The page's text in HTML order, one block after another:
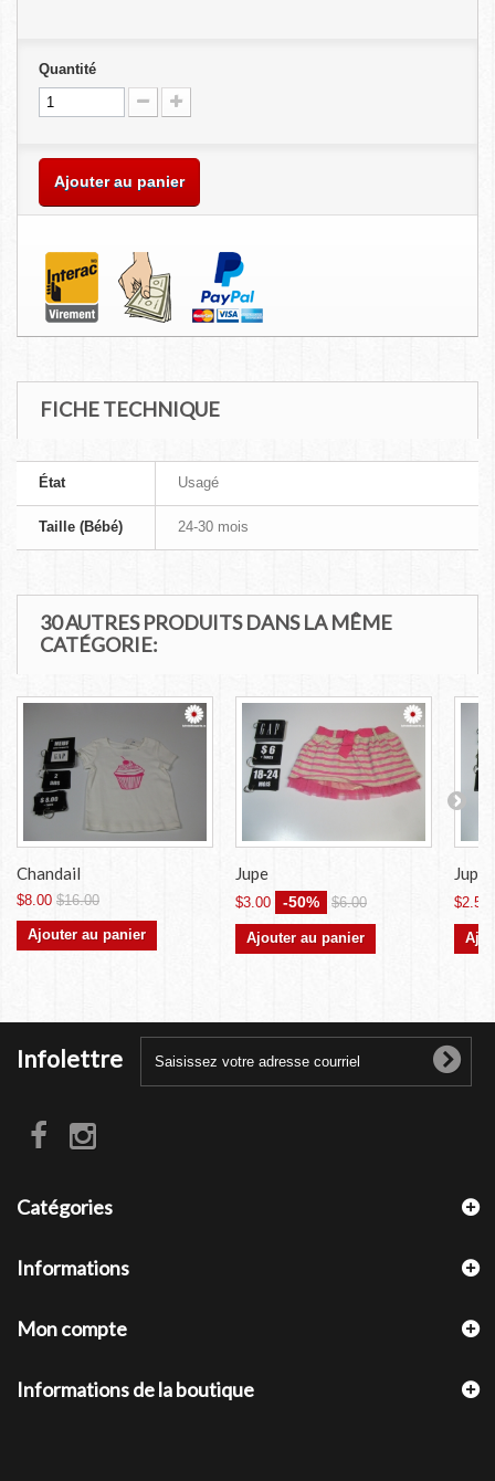
Quantité
Ajouter au panier
FICHE TECHNIQUE
État Usagé
Taille (Bébé) 24-30 mois
30 AUTRES PRODUITS DANS LA MÊME
CATÉGORIE:
Chandail
$8.00 $16.00
Ajouter au panier
Jupe
$3.00 -50% $6.00
Ajouter au panier
Jupe
$2.50
Infolettre
Catégories
Informations
Mon compte
Informations de la boutique